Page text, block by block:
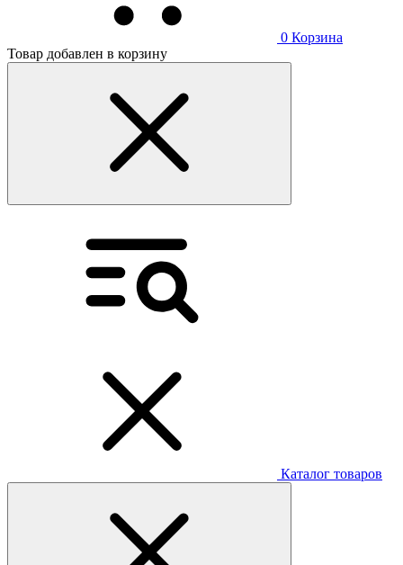
0 Корзина
Товар добавлен в корзину
Каталог товаров